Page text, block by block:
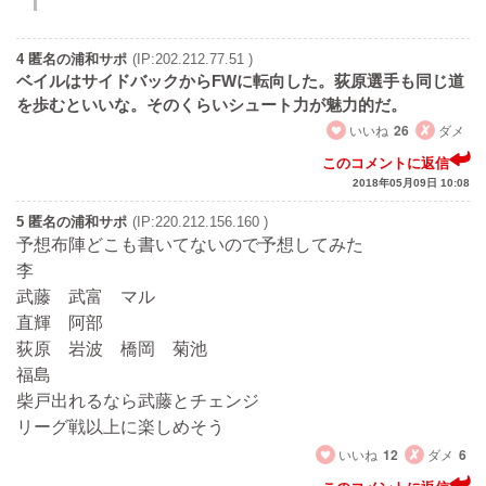
4 匿名の浦和サポ (IP:202.212.77.51 )
ベイルはサイドバックからFWに転向した。荻原選手も同じ道
を歩むといいな。そのくらいシュート力が魅力的だ。
いいね 26 ダメ
このコメントに返信
2018年05月09日 10:08
5 匿名の浦和サポ (IP:220.212.156.160 )
予想布陣どこも書いてないので予想してみた
李
武藤 武富 マル
直輝 阿部
荻原 岩波 橋岡 菊池
福島
柴戸出れるなら武藤とチェンジ
リーグ戦以上に楽しめそう
いいね 12 ダメ 6